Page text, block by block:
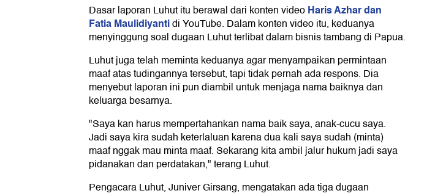
Dasar laporan Luhut itu berawal dari konten videoHaris Azhar dan
Fatia Maulidiyantidi YouTube. Dalam konten video itu, keduanya
menyinggung soal dugaan Luhut terlibat dalam bisnis tambang di Papua.
Luhut juga telah meminta keduanya agar menyampaikan permintaan
maaf atas tudingannya tersebut, tapi tidak pernah ada respons. Dia
menyebut laporan ini pun diambil untuk menjaga nama baiknya dan
keluarga besarnya.
"Saya kan harus mempertahankan nama baik saya, anak-cucu saya.
Jadi saya kira sudah keterlaluan karena dua kali saya sudah (minta)
maaf nggak mau minta maaf. Sekarang kita ambil jalur hukum jadi saya
pidanakan dan perdatakan," terang Luhut.
Pengacara Luhut, Juniver Girsang, mengatakan ada tiga dugaan